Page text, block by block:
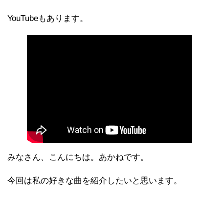
YouTubeもあります。
みなさん、こんにちは。あかねです。
今回は私の好きな曲を紹介したいと思います。